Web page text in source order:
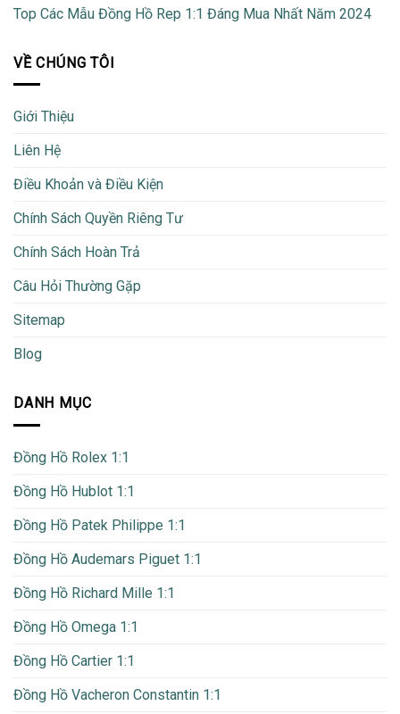
Top Các Mẫu Đồng Hồ Rep 1:1 Đáng Mua Nhất Năm 2024
VỀ CHÚNG TÔI
Giới Thiệu
Liên Hệ
Điều Khoản và Điều Kiện
Chính Sách Quyền Riêng Tư
Chính Sách Hoàn Trả
Câu Hỏi Thường Gặp
Sitemap
Blog
DANH MỤC
Đồng Hồ Rolex 1:1
Đồng Hồ Hublot 1:1
Đồng Hồ Patek Philippe 1:1
Đồng Hồ Audemars Piguet 1:1
Đồng Hồ Richard Mille 1:1
Đồng Hồ Omega 1:1
Đồng Hồ Cartier 1:1
Đồng Hồ Vacheron Constantin 1:1